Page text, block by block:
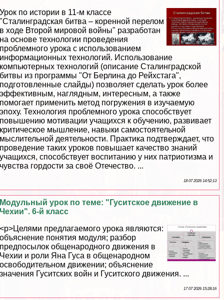
Урок по истории в 11-м классе
"Сталинградская битва – коренной перелом
в ходе Второй мировой войны" разработан
на основе технологии проведения
проблемного урока с использованием
информационных технологий. Использование
компьютерных технологий (описание Сталинградской
битвы из программы "От Берлина до Рейхстага",
подготовленные слайды) позволяет сделать урок более
эффективным, наглядным, интересным, а также
помогает применить метод погружения в изучаемую
эпоху. Технология проблемного урока способствует
повышению мотивации учащихся к обучению, развивает
критическое мышление, навыки самостоятельной
мыслительной деятельности. Пpaктика подтверждает, что
проведение таких уроков повышает качество знаний
учащихся, способствует воспитанию у них патриотизма и
чувства гордости за своё Отечество. ...
18 07 2026 14:52:13
Модульный урок по теме: "Гуситское движение в
Чехии". 6-й класс
<p>Целями предлагаемого урока являются:
объяснение понятия модуля; разбор
предпосылок общенародного движения в
Чехии и роли Яна Гуса в общенародном
освободительном движении; объяснение
значения Гуситских войн и Гуситского движения. ...
17 07 2026 15:28:16